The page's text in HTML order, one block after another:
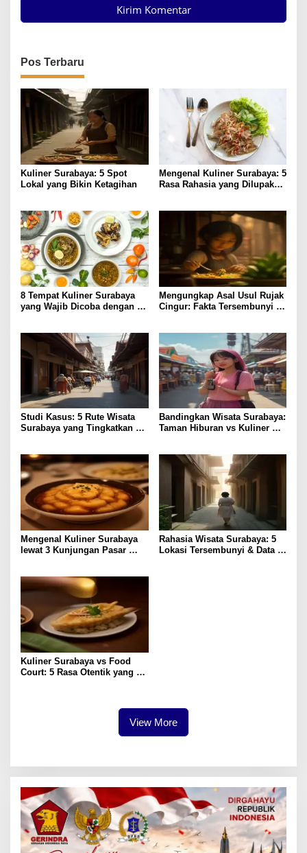
Pos Terbaru
Kuliner Surabaya: 5 Spot
Lokal yang Bikin Ketagihan
Mengenal Kuliner Surabaya: 5
Rasa Rahasia yang Dilupakan
8 Tempat Kuliner Surabaya
yang Wajib Dicoba dengan
Mengungkap Asal Usul Rujak
Cingur: Fakta Tersembunyi di
Studi Kasus: 5 Rute Wisata
Surabaya yang Tingkatkan
Bandingkan Wisata Surabaya:
Taman Hiburan vs Kuliner
Mengenal Kuliner Surabaya
lewat 3 Kunjungan Pasar
Rahasia Wisata Surabaya: 5
Lokasi Tersembunyi & Data
Kuliner Surabaya vs Food
Court: 5 Rasa Otentik yang
View More